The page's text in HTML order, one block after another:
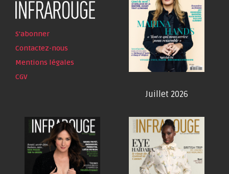
S'abonner
Contactez-nous
Mentions légales
CGV
Juillet 2026